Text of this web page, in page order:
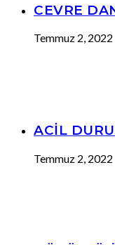
CEVRE
Temmuz 2, 2022
ACİL
Temmuz 2, 2022